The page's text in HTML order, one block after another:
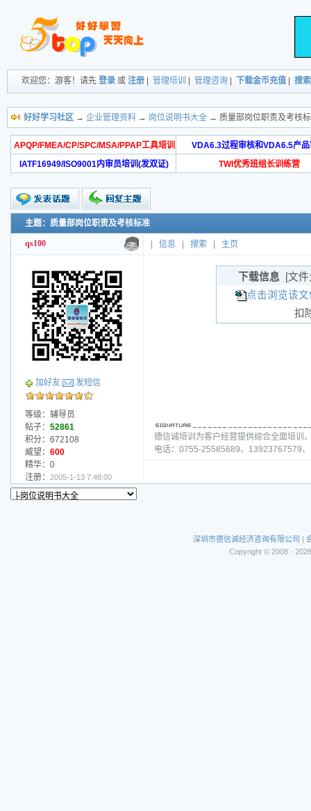
欢迎您：游客！请先 登录 或 注册 管理培训 管理咨询 下载金币充值 搜索
好好学习社区 → 企业管理资料 → 岗位说明书大全 → 质量部岗位职责及考核
APQP/FMEA/CP/SPC/MSA/PPAP工具培训
VDA6.3过程审核和VDA6.5产品
IATF16949/ISO9001内审员培训(发双证)
TWI优秀班组长训练营
主题：质量部岗位职责及考核标准
qs100 信息 搜索 主页
加好友 发短信
等级：辅导员
帖子： 52861
积分：672108
威望： 600
精华：0
注册： 2005-1-13 7:48:00
下载信息 [文件
点击浏览该
扣
德信诚培训为客户经营提供综合全面培训
电话：0755-25585689、13923767579
深圳市德信诚经济咨询有限公司 |
Copyright © 2008 -